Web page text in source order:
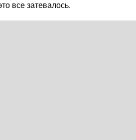
все затевалось.